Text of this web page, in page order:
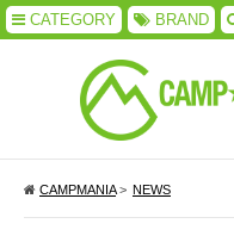
CATEGORY BRAND
CAMPMANIA> NEWS